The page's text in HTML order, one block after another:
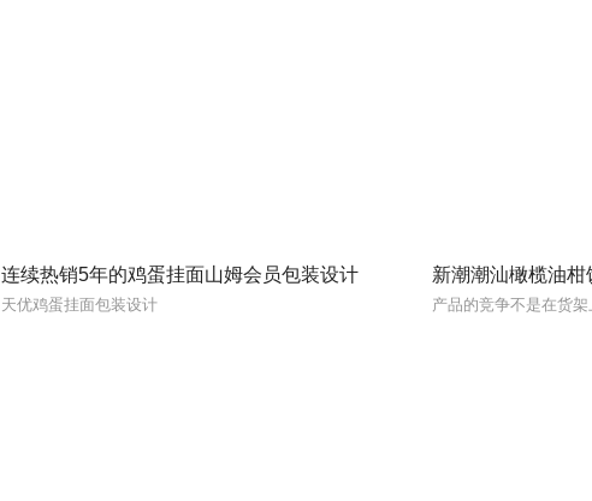
连续热销5年的鸡蛋挂面山姆会员包装设计
天优鸡蛋挂面包装设计
新潮潮汕橄榄油
产品的竞争不是在货